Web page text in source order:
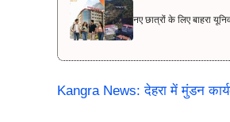
नए छात्रों के लिए बाहरा
Kangra News: देहरा में मुंडन